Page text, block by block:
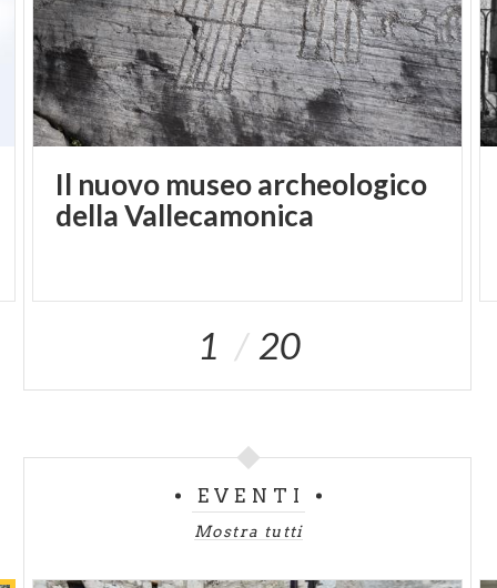
Il nuovo museo archeologico
della Vallecamonica
1 20
EVENTI
Mostra tutti